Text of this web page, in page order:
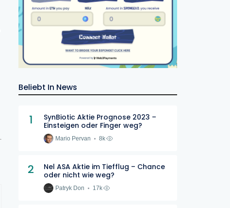
Beliebt In News
1
SynBiotic Aktie Prognose 2023 –
Einsteigen oder Finger weg?
Mario Pervan 8k
2
Nel ASA Aktie im Tiefflug – Chance
oder nicht wie weg?
Patryk Don 17k